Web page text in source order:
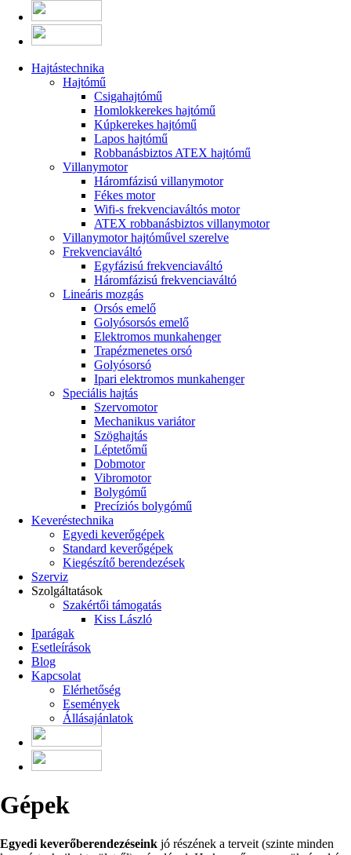
Hajtástechnika
Hajtómű
Csigahajtómű
Homlokkerekes hajtómű
Kúpkerekes hajtómű
Lapos hajtómű
Robbanásbiztos ATEX hajtómű
Villanymotor
Háromfázisú villanymotor
Fékes motor
Wifi-s frekvenciaváltós motor
ATEX robbanásbiztos villanymotor
Villanymotor hajtóművel szerelve
Frekvenciaváltó
Egyfázisú frekvenciaváltó
Háromfázisú frekvenciaváltó
Lineáris mozgás
Orsós emelő
Golyósorsós emelő
Elektromos munkahenger
Trapézmenetes orsó
Golyósorsó
Ipari elektromos munkahenger
Speciális hajtás
Szervomotor
Mechanikus variátor
Szöghajtás
Léptetőmű
Dobmotor
Vibromotor
Bolygómű
Precíziós bolygómű
Keveréstechnika
Egyedi keverőgépek
Standard keverőgépek
Kiegészítő berendezések
Szerviz
Szolgáltatások
Szakértői támogatás
Kiss László
Iparágak
Esetleírások
Blog
Kapcsolat
Elérhetőség
Események
Állásajánlatok
Gépek
Egyedi keverőberendezéseink jó részének a terveit (szinte minden